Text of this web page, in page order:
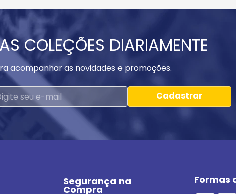
COLEÇÕES DIARIAMENTE
acompanhar as novidades e promoções.
Cadastrar
Segurança na
Compra
Formas